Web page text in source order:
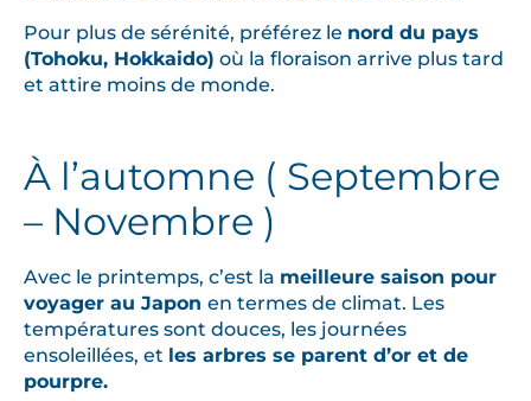
Pour plus de sérénité, préférez le nord du pays
(Tohoku, Hokkaido) où la floraison arrive plus tard
et attire moins de monde.
À l’automne ( Septembre
– Novembre )
Avec le printemps, c’est la meilleure saison pour
voyager au Japon en termes de climat. Les
températures sont douces, les journées
ensoleillées, et les arbres se parent d’or et de
pourpre.